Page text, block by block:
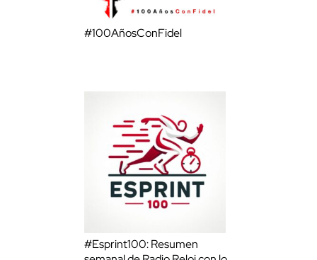
#100AñosConFidel
#Esprint100: Resumen